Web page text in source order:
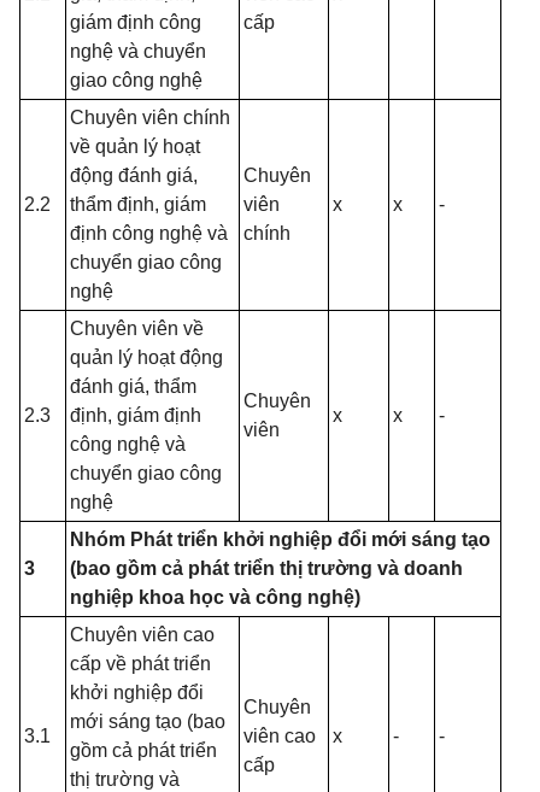
giám định công
nghệ và chuyển
giao công nghệ
cấp
2.2
Chuyên viên chính
về quản lý hoạt
động đánh giá,
thẩm định, giám
định công nghệ và
chuyển giao công
nghệ
Chuyên
viên
chính
x x -
2.3
Chuyên viên về
quản lý hoạt động
đánh giá, thẩm
định, giám định
công nghệ và
chuyển giao công
nghệ
Chuyên
viên
x x -
3
Nhóm Phát triển khởi nghiệp đổi mới sáng tạo
(bao gồm cả phát triển thị trường và doanh
nghiệp khoa học và công nghệ)
3.1
Chuyên viên cao
cấp về phát triển
khởi nghiệp đổi
mới sáng tạo (bao
gồm cả phát triển
thị trường và
Chuyên
viên cao
cấp
x - -